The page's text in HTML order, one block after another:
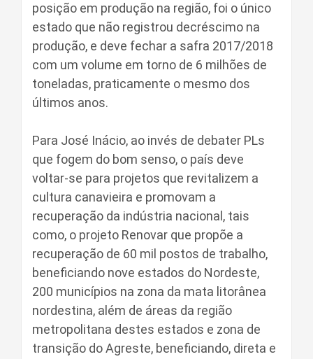
posição em produção na região, foi o único
estado que não registrou decréscimo na
produção, e deve fechar a safra 2017/2018
com um volume em torno de 6 milhões de
toneladas, praticamente o mesmo dos
últimos anos.
Para José Inácio, ao invés de debater PLs
que fogem do bom senso, o país deve
voltar-se para projetos que revitalizem a
cultura canavieira e promovam a
recuperação da indústria nacional, tais
como, o projeto Renovar que propõe a
recuperação de 60 mil postos de trabalho,
beneficiando nove estados do Nordeste,
200 municípios na zona da mata litorânea
nordestina, além de áreas da região
metropolitana destes estados e zona de
transição do Agreste, beneficiando, direta e